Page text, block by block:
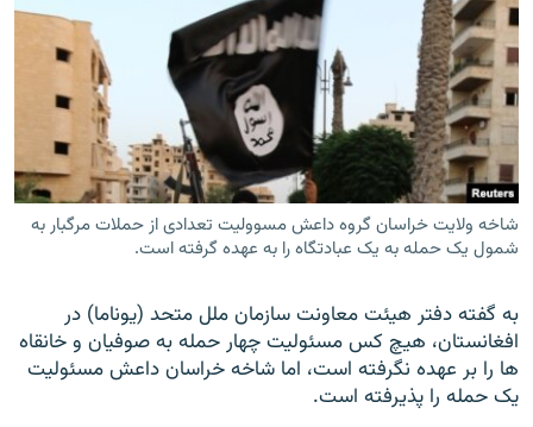
شاخه ولایت خراسان گروه داعش مسوولیت تعدادی از حملات مرگبار به
شمول یک حمله به یک عبادتگاه را به عهده گرفته است.
به گفته دفتر هیئت معاونت سازمان ملل متحد (یوناما) در
افغانستان، هیچ کس مسئولیت چهار حمله به صوفیان و خانقاه
ها را بر عهده نگرفته است، اما شاخه خراسان داعش مسئولیت
یک حمله را پذیرفته است.